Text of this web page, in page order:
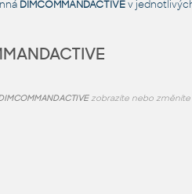
DIMCOMMANDACTIVEv
zobrazíte nebo změníte